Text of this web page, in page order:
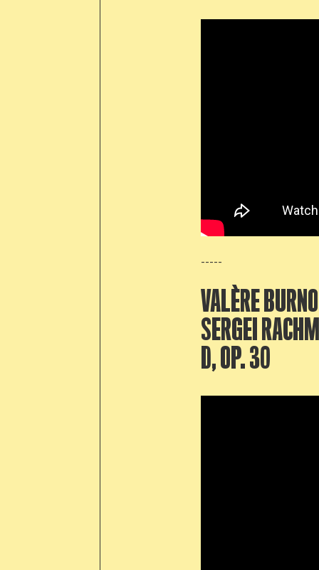
-----
VALÈRE
SERGEI
D, OP. 30